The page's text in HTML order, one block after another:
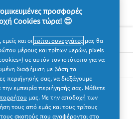
προσφορές
Cookies τώρα! 😊
και οιτρίτοι συνεργάτες μας θα
μέρους και τρίτων μερών, pixels
σε αυτόν τον ιστότοπο για να
διαφήμιση με βάση τα
περιήγησής σας, να διεξάγουμε
την εμπειρία περιήγησής σας. Μάθετε
μας. Με την αποδοχή των
τους από εμάς και τους τρίτους
σκοπούς που αναφέρονται στο